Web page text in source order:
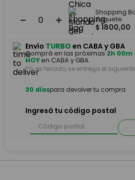
＋
－
Shopping
Juguete
$ 1800,00
Envío TURBO en CABA y GBA
Comprá en las próximas2h 00m
HOY en CABA y GBA.
*Si es feriado, se entrega el
30 díaspara devolver tu compra
Ingresá tu código postal